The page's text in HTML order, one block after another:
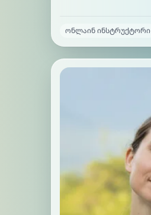
ონლაინ ინსტრუქტორი